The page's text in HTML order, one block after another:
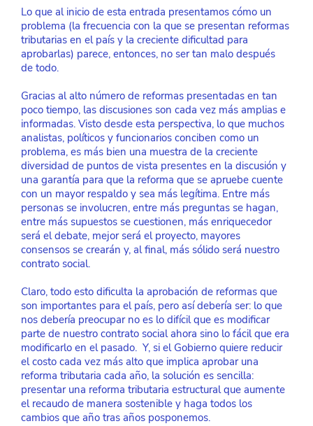
Lo que al inicio de esta entrada presentamos cómo un
problema (la frecuencia con la que se presentan reformas
tributarias en el país y la creciente dificultad para
aprobarlas) parece, entonces, no ser tan malo después
de todo.
Gracias al alto número de reformas presentadas en tan
poco tiempo, las discusiones son cada vez más amplias e
informadas. Visto desde esta perspectiva, lo que muchos
analistas, políticos y funcionarios conciben como un
problema, es más bien una muestra de la creciente
diversidad de puntos de vista presentes en la discusión y
una garantía para que la reforma que se apruebe cuente
con un mayor respaldo y sea más legítima. Entre más
personas se involucren, entre más preguntas se hagan,
entre más supuestos se cuestionen, más enriquecedor
será el debate, mejor será el proyecto, mayores
consensos se crearán y, al final, más sólido será nuestro
contrato social.
Claro, todo esto dificulta la aprobación de reformas que
son importantes para el país, pero así debería ser: lo que
nos debería preocupar no es lo difícil que es modificar
parte de nuestro contrato social ahora sino lo fácil que era
modificarlo en el pasado.  Y, si el Gobierno quiere reducir
el costo cada vez más alto que implica aprobar una
reforma tributaria cada año, la solución es sencilla:
presentar una reforma tributaria estructural que aumente
el recaudo de manera sostenible y haga todos los
cambios que año tras años posponemos.